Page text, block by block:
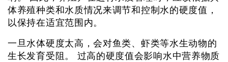
体养殖种类和水质情况来调节和控制水的硬度值，
以保持在适宜范围内。
一旦水体硬度太高，会对鱼类、虾类等水生动物的
生长发育受阻。 过高的硬度值会影响水中营养物质